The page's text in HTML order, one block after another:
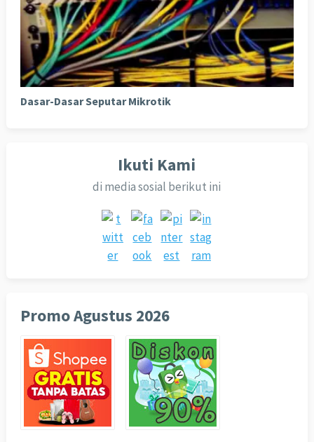
Dasar-Dasar Seputar Mikrotik
Ikuti Kami
di media sosial berikut ini
Promo Agustus 2026